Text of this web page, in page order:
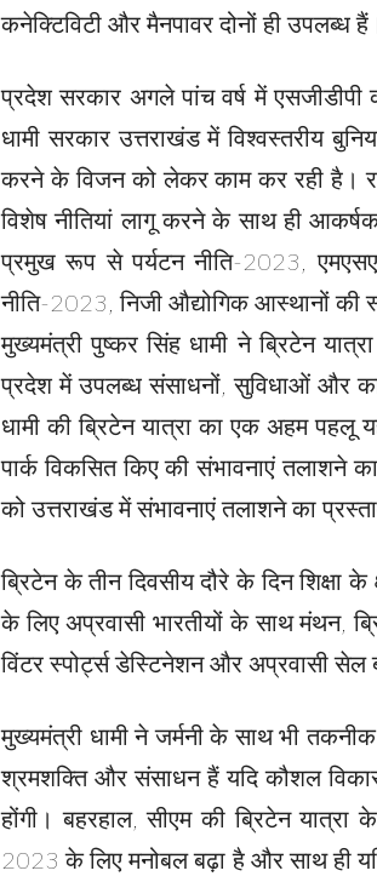
कनेक्टिविटी और मैनपावर दोनों ही उपलब्ध
प्रदेश सरकार अगले पांच वर्ष में
धामी सरकार उत्तराखंड में विश्वस्तरीय
करने के विजन को लेकर काम कर रही है।
विशेष नीतियां लागू करने के साथ ही आकर्षक
प्रमुख रूप से पर्यटन नीति-2023,
नीति-2023, निजी औद्योगिक आस्थानों की
मुख्यमंत्री पुष्कर सिंह धामी ने ब्रिटेन
प्रदेश में उपलब्ध संसाधनों, सुविधाओं और
धामी की ब्रिटेन यात्रा का एक अहम पहलू
पार्क विकसित किए की संभावनाएं तलाशने
को उत्तराखंड में संभावनाएं तलाशने का
ब्रिटेन के तीन दिवसीय दौरे के दिन शिक्षा
के लिए अप्रवासी भारतीयों के साथ मंथन,
विंटर स्पोर्ट्स डेस्टिनेशन और अप्रवासी सेल
मुख्यमंत्री धामी ने जर्मनी के साथ भी
श्रमशक्ति और संसाधन हैं यदि कौशल विकास
होंगी। बहरहाल, सीएम की ब्रिटेन यात्रा
2023 के लिए मनोबल बढ़ा है और साथ ही